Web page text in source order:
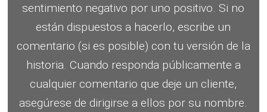
sentimiento negativo por uno positivo. Si no
están dispuestos a hacerlo, escribe un
comentario (si es posible) con tu versión de la
historia. Cuando responda públicamente a
cualquier comentario que deje un cliente,
asegúrese de dirigirse a ellos por su nombre.